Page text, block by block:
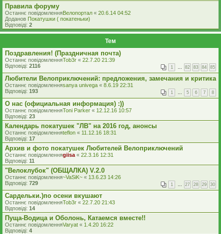
Правила форуму
Останнє повідомленняВелопортал « 20.6.14 04:52
Доданов Покатушки ( покатеньки)
Відповіді: 2
Тем
Поздравления! (Праздничная почта)
Останнє повідомленняTob3r « 22.7.20 21:39
Відповіді: 2116 1 … 82 83 84 85
Любители Велоприключений: предложения, замечания и критика
Останнє повідомленняsanya univega « 8.6.19 22:31
Відповіді: 193 1 … 5 6 7 8
О нас (официальная информация) :))
Останнє повідомленняToni Parker « 12.12.16 10:57
Відповіді: 23
Календарь покатушек "ЛВ" на 2016 год, анонсы
Останнє повідомленняteflon « 11.12.16 18:31
Відповіді: 17
Архив и фото покатушек Любителей Велоприключений
Останнє повідомленняgiisa « 22.3.16 12:31
Відповіді: 11
"Велоклубок" (ОБЩАЛКА) V.2.0
Останнє повідомлення~VaSiK~ « 13.6.23 14:26
Відповіді: 729 1 … 27 28 29 30
Сардельки.)по осени вкушают
Останнє повідомленняTob3r « 22.7.20 21:43
Відповіді: 14
Пуща-Водица и Оболонь, Катаемся вместе!!
Останнє повідомленняVaryat « 1.4.20 16:22
Відповіді: 4